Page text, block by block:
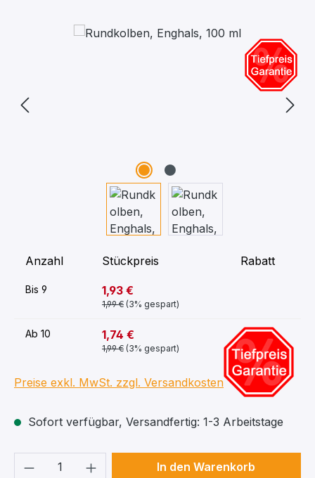
Bildergalerie überspringen
Anzahl Stückpreis Rabatt
Bis 9 1,93 €
1,99 € (3% gespart)
Ab 10 1,74 €
1,99 € (3% gespart)
-10%
Preise exkl. MwSt. zzgl. Versandkosten
Sofort verfügbar, Versandfertig: 1-3 Arbeitstage
Produkt Anzahl: Gib denIn den Warenkorb